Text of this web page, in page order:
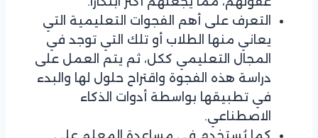
التعرف على أهم الفجوات التعليمية التي
يعاني منها الطلاب أو تلك التي توجد في
المجال التعليمي ككل، ثم يتم العمل على
دراسة هذه الفجوة واقتراح حلول لها والبدء
في تطبيقها بواسطة أدوات الذكاء
الاصطناعي.
كما يُستخدم في مساعدة المعلم على